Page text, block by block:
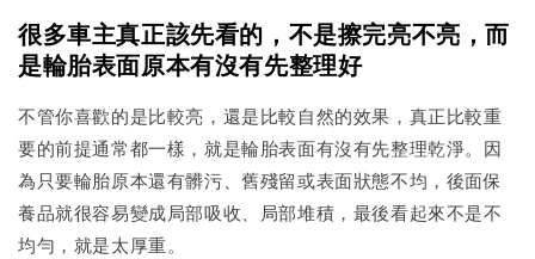
很多車主真正該先看的，不是擦完亮不亮，而
是輪胎表面原本有沒有先整理好
不管你喜歡的是比較亮，還是比較自然的效果，真正比較重
要的前提通常都一樣，就是輪胎表面有沒有先整理乾淨。因
為只要輪胎原本還有髒污、舊殘留或表面狀態不均，後面保
養品就很容易變成局部吸收、局部堆積，最後看起來不是不
均勻，就是太厚重。